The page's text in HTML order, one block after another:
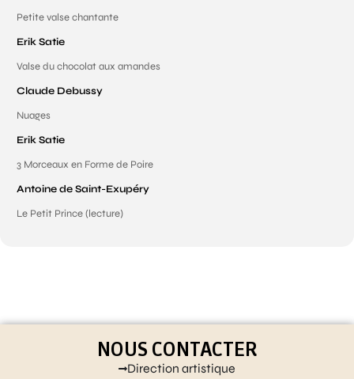
Petite valse chantante
Erik Satie
Valse du chocolat aux amandes
Claude Debussy
Nuages
Erik Satie
3 Morceaux en Forme de Poire
Antoine de Saint-Exupéry
Le Petit Prince (lecture)
NOUS CONTACTER
Direction artistique